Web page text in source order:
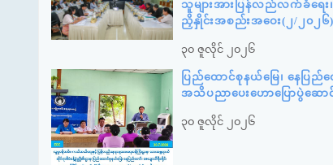
သူများအားပြန်လည်လက်ခံရေ
ညှိနှိုင်းအစည်းအဝေး(၂/၂၀၂
၃၀ ဇူလိုင် ၂၀၂၆
ပြည်ထောင်စုနယ်မြေ၊ နေပြ
အသိပညာပေးဟောပြောပွဲဆေ
၃၀ ဇူလိုင် ၂၀၂၆